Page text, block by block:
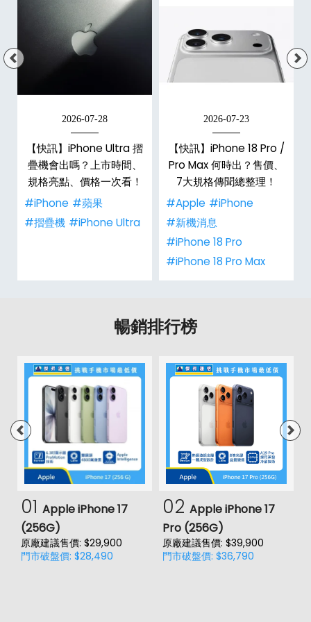
2026-07-28
【快訊】iPhone Ultra 摺
疊機會出嗎？上市時間、
規格亮點、價格一次看！
#iPhone #蘋果
#摺疊機 #iPhone Ultra
2026-07-23
【快訊】iPhone 18 Pro /
Pro Max 何時出？售價、
7大規格傳聞總整理！
#Apple #iPhone
#新機消息
#iPhone 18 Pro
#iPhone 18 Pro Max
暢銷排行榜
01 Apple iPhone 17
(256G)
原廠建議售價: $29,900
門市破盤價: $28,490
02 Apple iPhone 17
Pro (256G)
原廠建議售價: $39,900
門市破盤價: $36,790